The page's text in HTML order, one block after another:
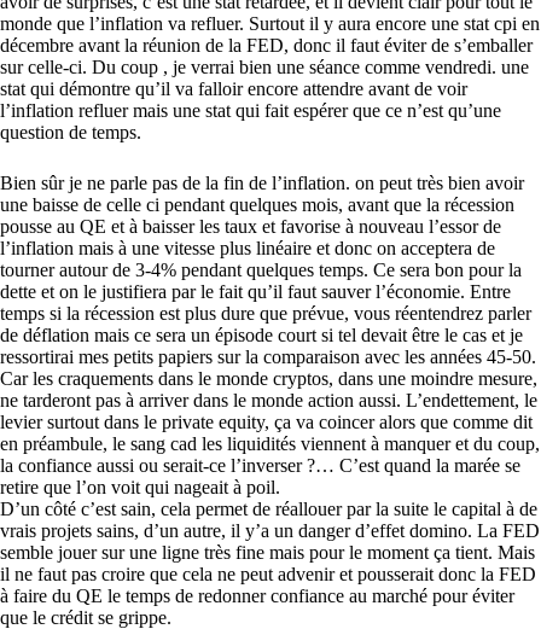
monde que l’inflation va refluer. Surtout il y aura encore une stat cpi en
décembre avant la réunion de la FED, donc il faut éviter de s’emballer
sur celle-ci. Du coup , je verrai bien une séance comme vendredi. une
stat qui démontre qu’il va falloir encore attendre avant de voir
l’inflation refluer mais une stat qui fait espérer que ce n’est qu’une
question de temps.
Bien sûr je ne parle pas de la fin de l’inflation. on peut très bien avoir
une baisse de celle ci pendant quelques mois, avant que la récession
pousse au QE et à baisser les taux et favorise à nouveau l’essor de
l’inflation mais à une vitesse plus linéaire et donc on acceptera de
tourner autour de 3-4% pendant quelques temps. Ce sera bon pour la
dette et on le justifiera par le fait qu’il faut sauver l’économie. Entre
temps si la récession est plus dure que prévue, vous réentendrez parler
de déflation mais ce sera un épisode court si tel devait être le cas et je
ressortirai mes petits papiers sur la comparaison avec les années 45-50.
Car les craquements dans le monde cryptos, dans une moindre mesure,
ne tarderont pas à arriver dans le monde action aussi. L’endettement, le
levier surtout dans le private equity, ça va coincer alors que comme dit
en préambule, le sang cad les liquidités viennent à manquer et du coup,
la confiance aussi ou serait-ce l’inverser ?… C’est quand la marée se
retire que l’on voit qui nageait à poil.
D’un côté c’est sain, cela permet de réallouer par la suite le capital à de
vrais projets sains, d’un autre, il y’a un danger d’effet domino. La FED
semble jouer sur une ligne très fine mais pour le moment ça tient. Mais
il ne faut pas croire que cela ne peut advenir et pousserait donc la FED
à faire du QE le temps de redonner confiance au marché pour éviter
que le crédit se grippe.